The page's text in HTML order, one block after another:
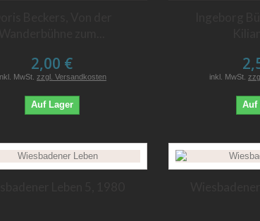
2,00 €
MwSt. zzgl. Versandkosten
Auf Lager
inkl. MwSt.
Auf